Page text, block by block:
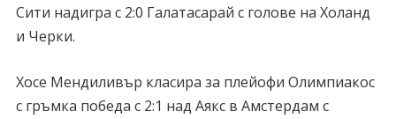
Сити надигра с 2:0 Галатасарай с голове на Холанд
и Черки.
Хосе Мендиливър класира за плейофи Олимпиакос
с гръмка победа с 2:1 над Аякс в Амстердам с